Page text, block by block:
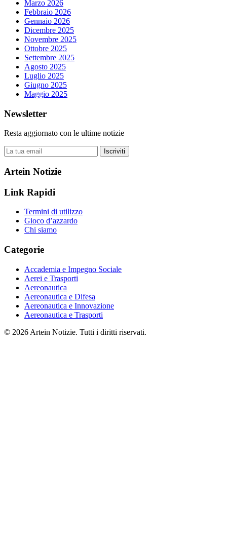
Marzo 2026
Febbraio 2026
Gennaio 2026
Dicembre 2025
Novembre 2025
Ottobre 2025
Settembre 2025
Agosto 2025
Luglio 2025
Giugno 2025
Maggio 2025
Newsletter
Resta aggiornato con le ultime notizie
Iscriviti
Artein Notizie
Link Rapidi
Termini di utilizzo
Gioco d’azzardo
Chi siamo
Categorie
Accademia e Impegno Sociale
Aerei e Trasporti
Aereonautica
Aereonautica e Difesa
Aereonautica e Innovazione
Aereonautica e Trasporti
© 2026 Artein Notizie. Tutti i diritti riservati.